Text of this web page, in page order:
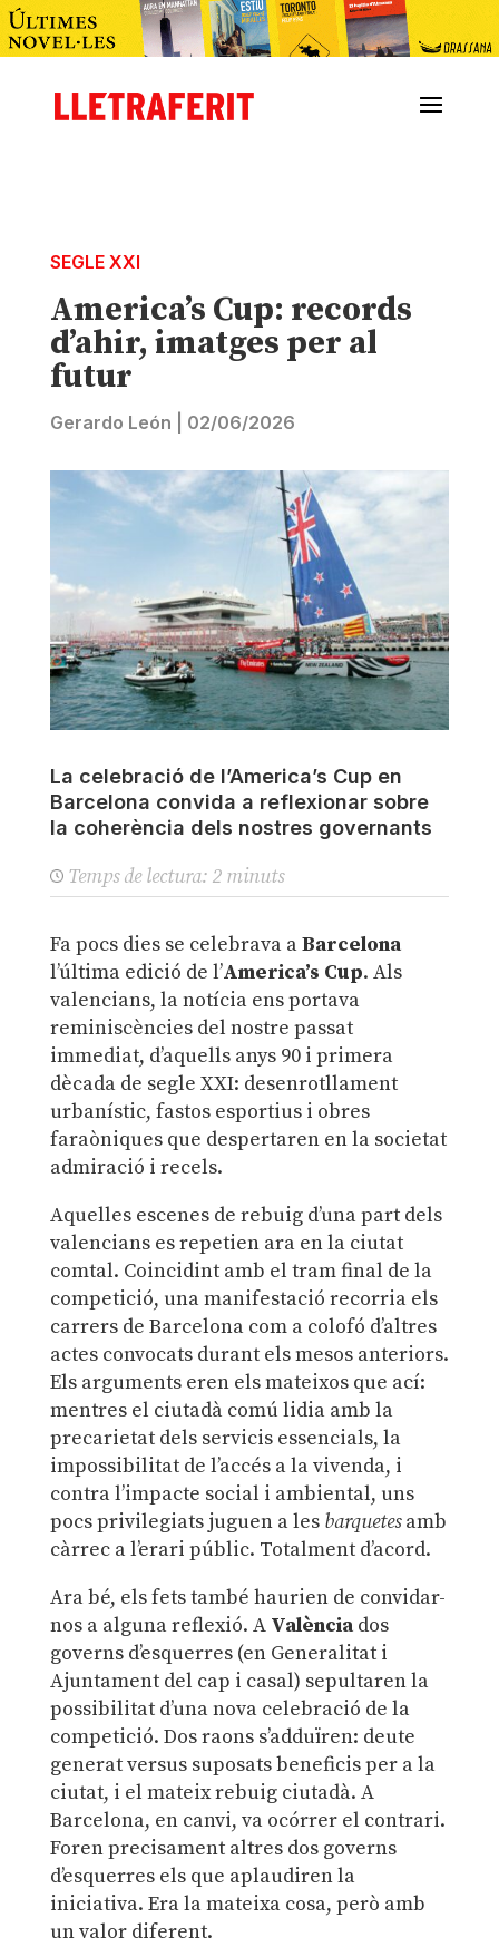
SEGLE XXI
America’s Cup: records
d’ahir, imatges per al
futur
Gerardo León 02/06/2026
La celebració de l’America’s Cup en
Barcelona convida a reflexionar sobre
la coherència dels nostres governants
Temps de lectura: 2 minuts
Fa pocs dies se celebrava aBarcelona
l’última edició de l’America’s Cup. Als
valencians, la notícia ens portava
reminiscències del nostre passat
immediat, d’aquells anys 90 i primera
dècada de segle XXI: desenrotllament
urbanístic, fastos esportius i obres
faraòniques que despertaren en la societat
admiració i recels.
Aquelles escenes de rebuig d’una part dels
valencians es repetien ara en la ciutat
comtal. Coincidint amb el tram final de la
competició, una manifestació recorria els
carrers de Barcelona com a colofó d’altres
actes convocats durant els mesos anteriors.
Els arguments eren els mateixos que ací:
mentres el ciutadà comú lidia amb la
precarietat dels servicis essencials, la
impossibilitat de l’accés a la vivenda, i
contra l’impacte social i ambiental, uns
pocs privilegiats juguen a les barquetesamb
càrrec a l’erari públic. Totalment d’acord.
Ara bé, els fets també haurien de convidar-
nos a alguna reflexió. A Valènciados
governs d’esquerres (en Generalitat i
Ajuntament del cap i casal) sepultaren la
possibilitat d’una nova celebració de la
competició. Dos raons s’adduïren: deute
generat versus suposats beneficis per a la
ciutat, i el mateix rebuig ciutadà. A
Barcelona, en canvi, va ocórrer el contrari.
Foren precisament altres dos governs
d’esquerres els que aplaudiren la
iniciativa. Era la mateixa cosa, però amb
un valor diferent.